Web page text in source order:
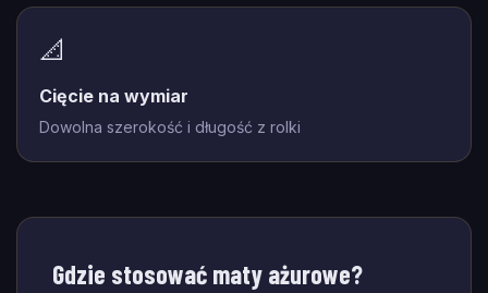
📐
Cięcie na wymiar
Dowolna szerokość i długość z rolki
Gdzie stosować maty ażurowe?